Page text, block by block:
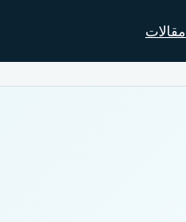
مقالات